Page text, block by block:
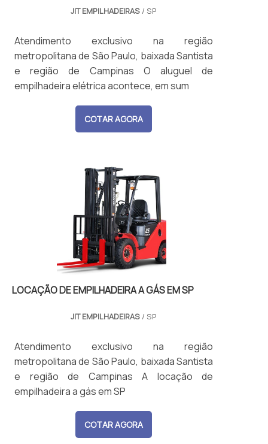
JIT EMPILHADEIRAS / SP
Atendimento exclusivo na região
metropolitana de São Paulo, baixada Santista
e região de Campinas O aluguel de
empilhadeira elétrica acontece, em sum
COTAR AGORA
LOCAÇÃO DE EMPILHADEIRA A GÁS EM SP
JIT EMPILHADEIRAS / SP
Atendimento exclusivo na região
metropolitana de São Paulo, baixada Santista
e região de Campinas A locação de
empilhadeira a gás em SP
COTAR AGORA